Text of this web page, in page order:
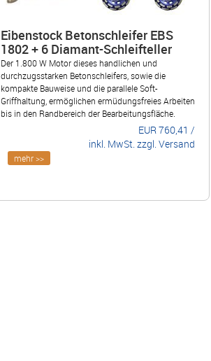
Eibenstock Betonschleifer EBS
1802 + 6 Diamant-Schleifteller
Der 1.800 W Motor dieses handlichen und
durchzugsstarken Betonschleifers, sowie die
kompakte Bauweise und die parallele Soft-
Griffhaltung, ermöglichen ermüdungsfreies Arbeiten
bis in den Randbereich der Bearbeitungsfläche.
EUR760,41 /
inkl. MwSt. zzgl. Versand
mehr >>